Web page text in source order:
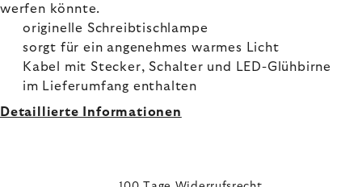
werfen könnte.
originelle Schreibtischlampe
sorgt für ein angenehmes warmes Licht
Kabel mit Stecker, Schalter und LED-Glühbirne
im Lieferumfang enthalten
Detaillierte Informationen